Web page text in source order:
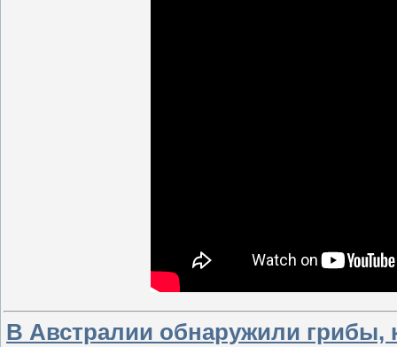
В Австралии обнаружили грибы,